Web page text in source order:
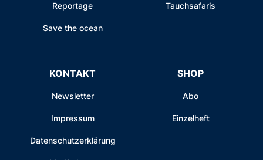
Reportage
Save the ocean
Tauchsafaris
KONTAKT
Newsletter
Impressum
Datenschutzerklärung
SHOP
Abo
Einzelheft